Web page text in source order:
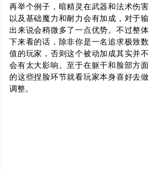
再举个例子，暗精灵在武器和法术伤害
以及基础魔力和耐力会有加成，对于输
出来说会稍微多了一点优势。不过整体
下来看的话，除非你是一名追求极致数
值的玩家，否则这个被动加成其实并不
会有太大影响。至于在躯干和脸部方面
的这些捏脸环节就看玩家本身喜好去做
调整。